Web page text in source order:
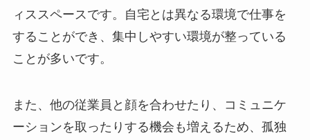
ィススペースです。自宅とは異なる環境で仕事を
することができ、集中しやすい環境が整っている
ことが多いです。
また、他の従業員と顔を合わせたり、コミュニケ
ーションを取ったりする機会も増えるため、孤独